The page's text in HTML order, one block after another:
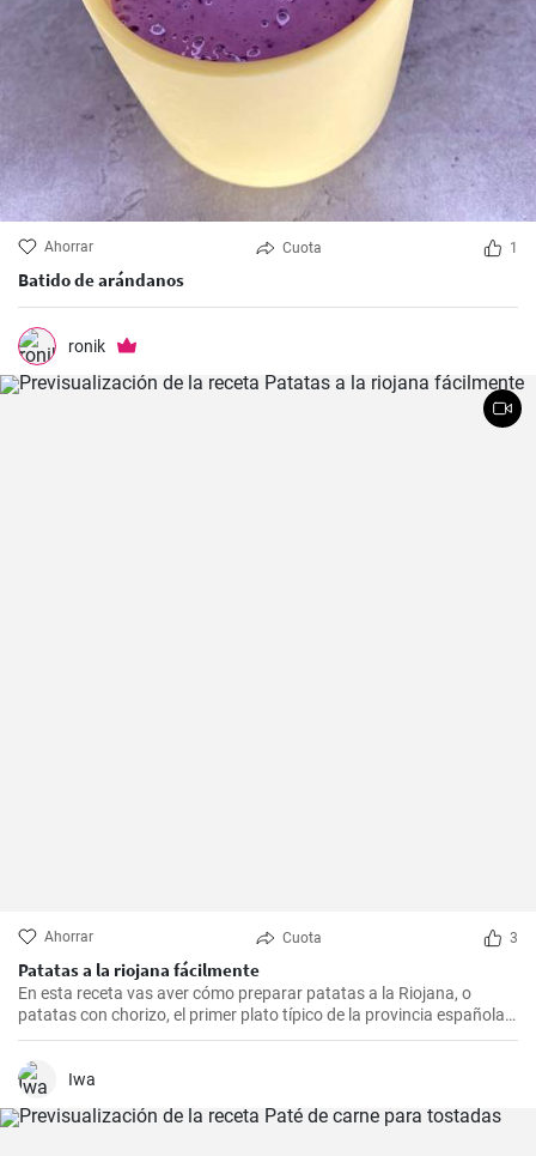
Ahorrar Cuota 1
Batido de arándanos
ronik
Ahorrar Cuota 3
Patatas a la riojana fácilmente
En esta receta vas aver cómo preparar patatas a la Riojana, o
patatas con chorizo, el primer plato típico de la provincia española
de La Rioja.
Iwa